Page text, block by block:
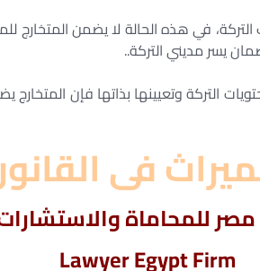
في هذه الحالة لا يضمن المتخارج
يسر مديني التركة..
التركة وتعيينها بذاتها فإن
فى
للمحاماة والاستشارات
Lawyer Egypt Firm